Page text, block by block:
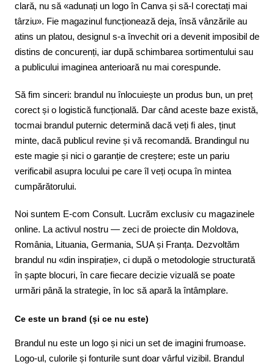
clară, nu să «adunați un logo în Canva și să-l corectați mai
târziu». Fie magazinul funcționează deja, însă vânzările au
atins un platou, designul s-a învechit ori a devenit imposibil de
distins de concurenți, iar după schimbarea sortimentului sau
a publicului imaginea anterioară nu mai corespunde.
Să fim sinceri: brandul nu înlocuiește un produs bun, un preț
corect și o logistică funcțională. Dar când aceste baze există,
tocmai brandul puternic determină dacă veți fi ales, ținut
minte, dacă publicul revine și vă recomandă. Brandingul nu
este magie și nici o garanție de creștere; este un pariu
verificabil asupra locului pe care îl veți ocupa în mintea
cumpărătorului.
Noi suntem E-com Consult. Lucrăm exclusiv cu magazinele
online. La activul nostru — zeci de proiecte din Moldova,
România, Lituania, Germania, SUA și Franța. Dezvoltăm
brandul nu «din inspirație», ci după o metodologie structurată
în șapte blocuri, în care fiecare decizie vizuală se poate
urmări până la strategie, în loc să apară la întâmplare.
Ce este un brand (și ce nu este)
Brandul nu este un logo și nici un set de imagini frumoase.
Logo-ul, culorile și fonturile sunt doar vârful vizibil. Brandul